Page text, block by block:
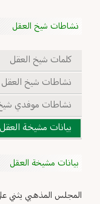
نشاطات شيخ العقل
كلمات شيخ العقل
نشاطات شيخ العقل
نشاطات موفدي
بيانات مشيخة العقل
بيانات مشيخة العقل
المجلس المذهبي يثني